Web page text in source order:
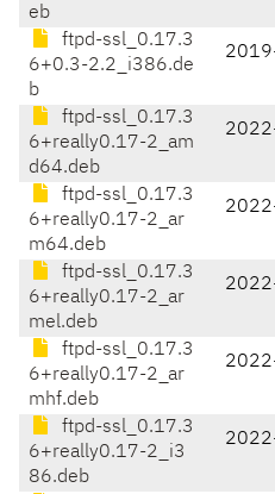
eb
ftpd-ssl_0.17.3
6+0.3-2.2_i386.de
b
ftpd-ssl_0.17.3
6+really0.17-2_am
d64.deb
ftpd-ssl_0.17.3
6+really0.17-2_ar
m64.deb
ftpd-ssl_0.17.3
6+really0.17-2_ar
mel.deb
ftpd-ssl_0.17.3
6+really0.17-2_ar
mhf.deb
ftpd-ssl_0.17.3
6+really0.17-2_i3
86.deb